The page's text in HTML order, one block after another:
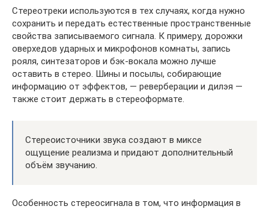
Стереотреки используются в тех случаях, когда нужно
сохранить и передать естественные пространственные
свойства записываемого сигнала. К примеру, дорожки
оверхедов ударных и микрофонов комнаты, запись
рояля, синтезаторов и бэк-вокала можно лучше
оставить в стерео. Шины и посылы, собирающие
информацию от эффектов, — реверберации и дилэя —
также стоит держать в стереоформате.
Стереоисточники звука создают в миксе
ощущение реализма и придают дополнительный
объём звучанию.
Особенность стереосигнала в том, что информация в